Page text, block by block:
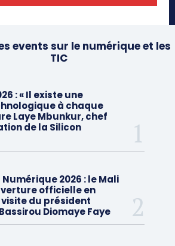
events sur le numérique et les
TIC
: « Il existe une
à chaque
Laye Mbunkur, chef
de la Silicon
2026 : le Mali
officielle en
du président
Diomaye Faye